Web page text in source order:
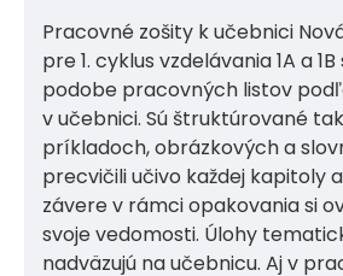
Pracovné zošity k učebnici
pre 1. cyklus vzdelávania 1A a
podobe pracovných listov
v učebnici. Sú štruktúrované
príkladoch, obrázkových a
precvičili učivo každej kapitoly
závere v rámci opakovania si
svoje vedomosti. Úlohy
nadväzujú na učebnicu. Aj v